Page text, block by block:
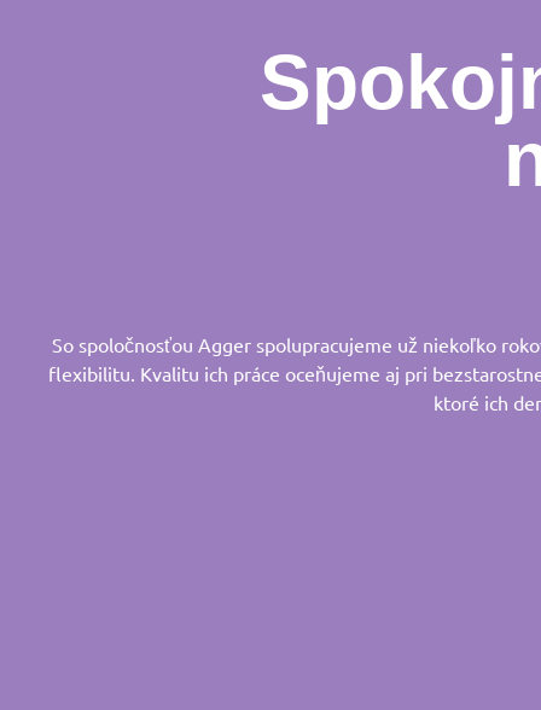
So spoločnosťou Agger spolupracujeme už niekoľko
flexibilitu. Kvalitu ich práce oceňujeme aj pri
ktoré ich